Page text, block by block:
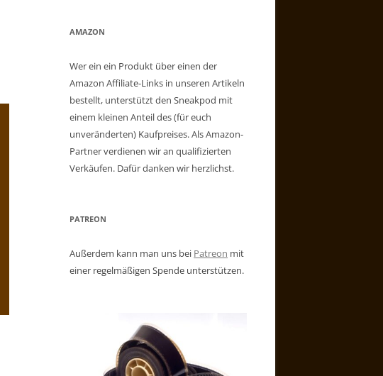
AMAZON
Wer ein ein Produkt über einen der
Amazon Affiliate-Links in unseren Artikeln
bestellt, unterstützt den Sneakpod mit
einem kleinen Anteil des (für euch
unveränderten) Kaufpreises. Als Amazon-
Partner verdienen wir an qualifizierten
Verkäufen. Dafür danken wir herzlichst.
PATREON
Außerdem kann man uns bei Patreon mit
einer regelmäßigen Spende unterstützen.